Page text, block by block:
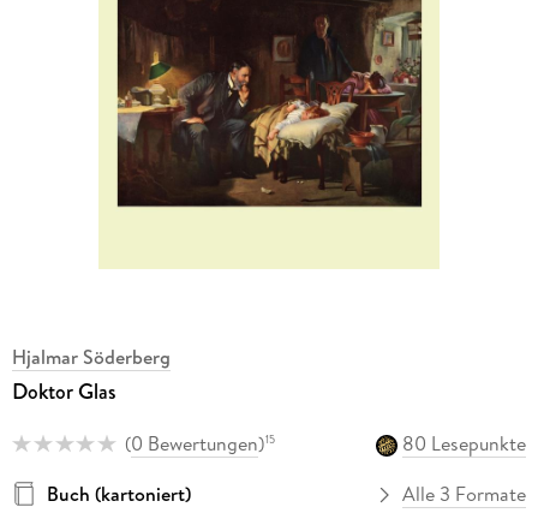
Hjalmar Söderberg
Doktor Glas
(0 Bewertungen)15
80 Lesepunkte
Buch (kartoniert)
Alle 3 Formate